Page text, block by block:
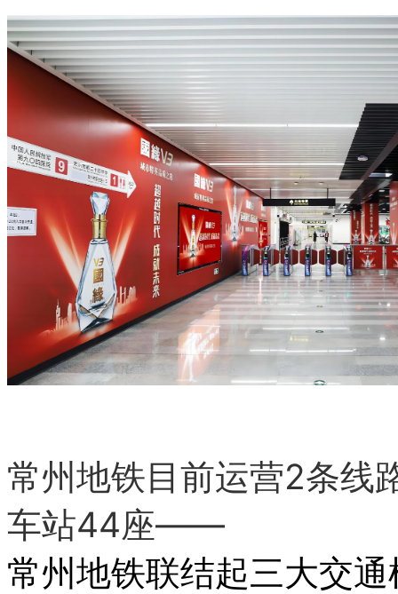
常州地铁目前运营2条线
车站44座——
常州地铁联结起三大交